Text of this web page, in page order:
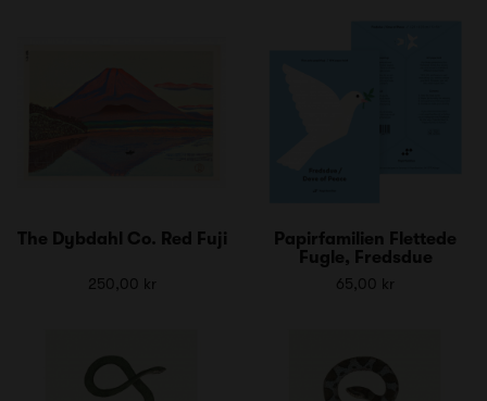
The Dybdahl Co. Red Fuji
250,00 kr
Papirfamilien Flettede
Fugle, Fredsdue
65,00 kr